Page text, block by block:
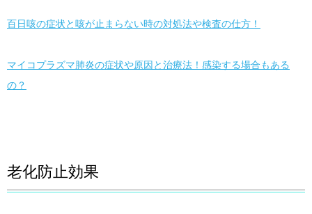
百日咳の症状と咳が止まらない時の対処法や検査の仕方！
マイコプラズマ肺炎の症状や原因と治療法！感染する場合もある
の？
老化防止効果